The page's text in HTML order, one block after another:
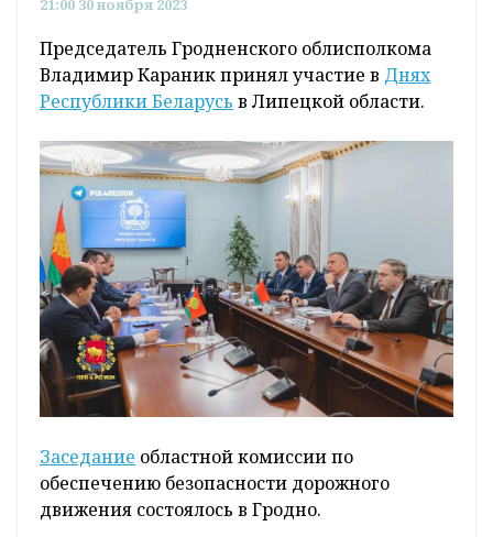
21:00 30 ноября 2023
Председатель Гродненского облисполкома
Владимир Караник принял участие в Днях
Республики Беларусь в Липецкой области.
Заседание областной комиссии по
обеспечению безопасности дорожного
движения состоялось в Гродно.